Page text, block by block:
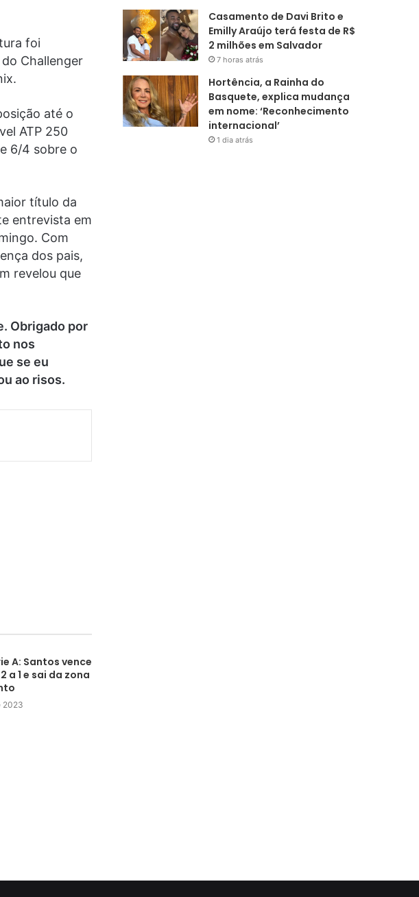
foi
Challenger
até o
ATP 250
6/4 sobre o
título da
entrevista em
Com
dos pais,
revelou que
Obrigado por
nos
se eu
ao risos.
A: Santos vence
a 1 e sai da zona
2023
Casamento de Davi Brito e
Emilly Araújo terá festa de R$
2 milhões em Salvador
7 horas atrás
Hortência, a Rainha do
Basquete, explica mudança
em nome: ‘Reconhecimento
internacional’
1 dia atrás